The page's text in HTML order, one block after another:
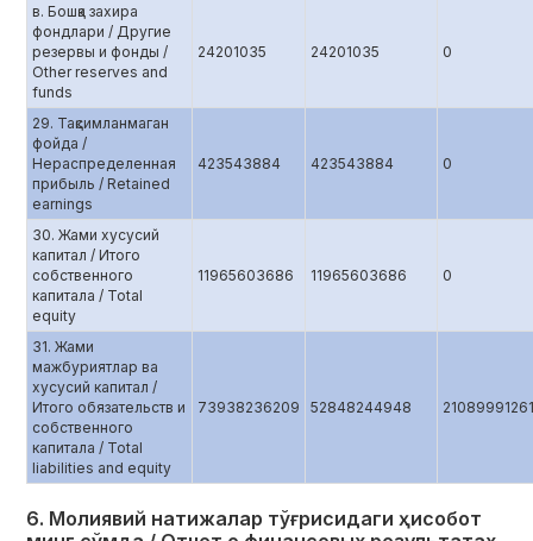
в. Бошқа захира
фондлари / Другие
резервы и фонды /
Other reserves and
funds
24201035 24201035 0
29. Тақсимланмаган
фойда /
Нераспределенная
прибыль / Retained
earnings
423543884 423543884 0
30. Жами хусусий
капитал / Итого
собственного
капитала / Total
equity
11965603686 11965603686 0
31. Жами
мажбуриятлар ва
хусусий капитал /
Итого обязательств и
собственного
капитала / Total
liabilities and equity
73938236209 52848244948 21089991261
6. Молиявий натижалар тўғрисидаги ҳисобот